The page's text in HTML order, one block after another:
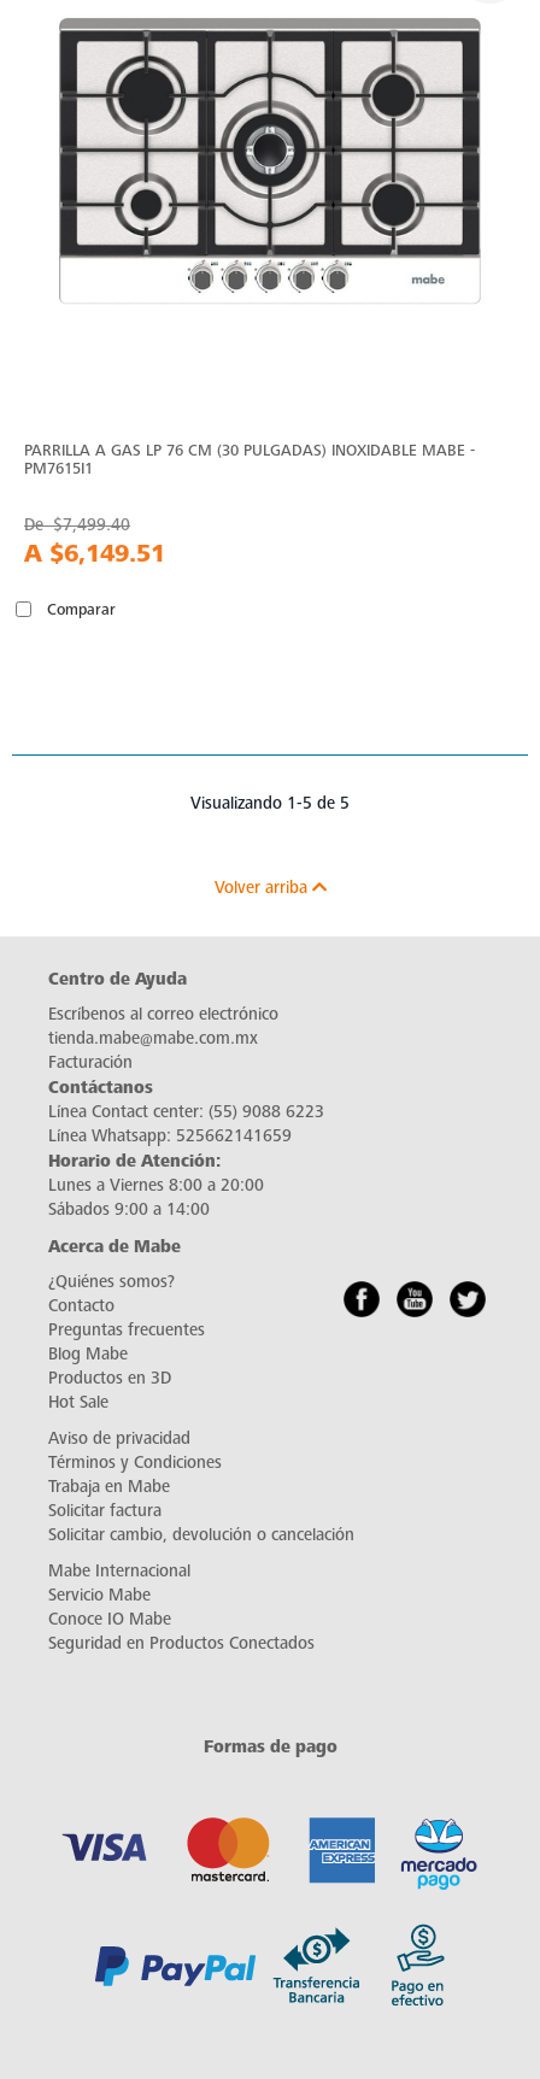
PARRILLA A GAS LP 76 CM (30 PULGADAS) INOXIDABLE MABE -
PM7615I1
De$7,499.40
A $6,149.51
Comparar
Visualizando 1-5 de 5
Volver arriba
Centro de Ayuda
Escríbenos al correo electrónico
tienda.mabe@mabe.com.mx
Facturación
Contáctanos
Línea Contact center: (55) 9088 6223
Línea Whatsapp: 525662141659
Horario de Atención:
Lunes a Viernes 8:00 a 20:00
Sábados 9:00 a 14:00
Acerca de Mabe
¿Quiénes somos?
Contacto
Preguntas frecuentes
Blog Mabe
Productos en 3D
Hot Sale
Aviso de privacidad
Términos y Condiciones
Trabaja en Mabe
Solicitar factura
Solicitar cambio, devolución o cancelación
Mabe Internacional
Servicio Mabe
Conoce IO Mabe
Seguridad en Productos Conectados
Formas de pago